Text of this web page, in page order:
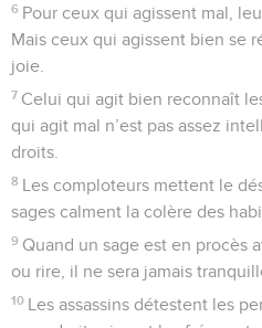
6 Pour ceux qui agissent mal,
Mais ceux qui agissent bien se
joie.
7 Celui qui agit bien reconnaît
qui agit mal n’est pas assez
droits.
8 Les comploteurs mettent le
sages calment la colère des
9 Quand un sage est en procès
ou rire, il ne sera jamais
10 Les assassins détestent les